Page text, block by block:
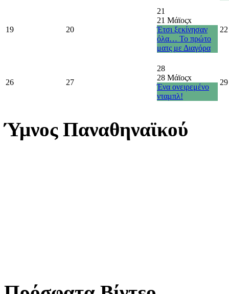
19 20
21
21 Μάϊοςx
Έτσι ξεκίνησαν
όλα… Το πρώτο
ματς με Διαγόρα
22
26 27
28
28 Μάϊοςx
Ένα ονειρεμένο
νταμπλ!
29
Ύμνος Παναθηναϊκού